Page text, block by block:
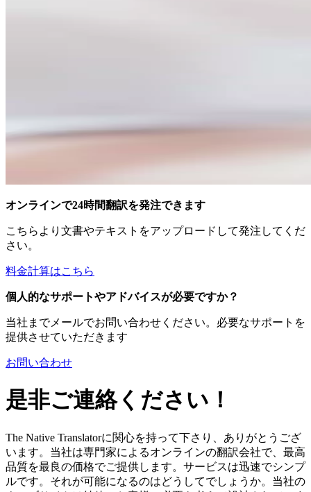
オンラインで24時間翻訳を発注できます
こちらより文書やテキストをアップロードして発注してくだ
さい。
料金計算はこちら
個人的なサポートやアドバイスが必要ですか？
当社までメールでお問い合わせください。必要なサポートを
提供させていただきます
お問い合わせ
是非ご連絡ください！
The Native Translatorに関心を持って下さり、ありがとうござ
います。当社は専門家によるオンラインの翻訳会社で、最高
品質を最良の価格でご提供します。サービスは迅速でシンプ
ルです。それが可能になるのはどうしてでしょうか。当社の